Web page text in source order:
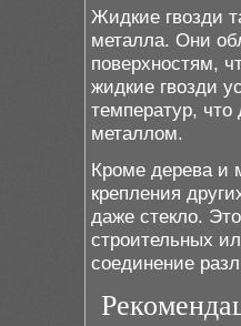
Жидкие гвозди
металла. Они
поверхностям,
жидкие гвозди
температур,
металлом.
Кроме дерева и
крепления
даже стекло.
строительных
соединение